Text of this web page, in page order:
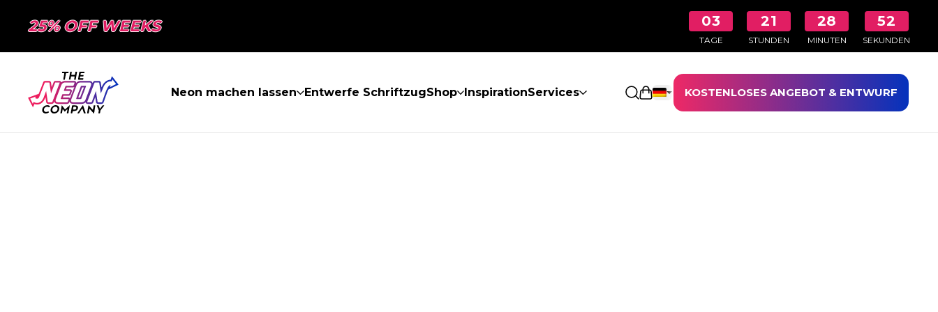
25% OFF WEEKS 03
TAGE
21
STUNDEN
28
MINUTEN
52
SEKUNDEN
Neon machen lassen Entwerfe SchriftzugShop InspirationServices Einkaufswagen öffnen
KOSTENLOSES ANGEBOT & ENTWURF